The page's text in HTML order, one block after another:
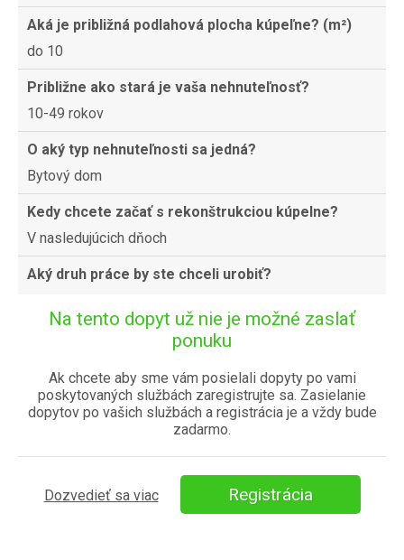
Aká je približná podlahová plocha kúpeľne? (m²)
do 10
Približne ako stará je vaša nehnuteľnosť?
10-49 rokov
O aký typ nehnuteľnosti sa jedná?
Bytový dom
Kedy chcete začať s rekonštrukciou kúpelne?
V nasledujúcich dňoch
Aký druh práce by ste chceli urobiť?
sprchový kút - murovaný vyspádovaný. Natiahnuť
elektrické rozvody, vodu, odpad.
Spôsob poskytnutia služby
_[Profesionál môže cestovať za mnou]
Na tento dopyt už nie je možné zaslať
ponuku
Ak chcete aby sme vám posielali dopyty po vami
poskytovaných službách zaregistrujte sa. Zasielanie
dopytov po vašich službách a registrácia je a vždy bude
zadarmo.
Dozvedieť sa viac Registrácia